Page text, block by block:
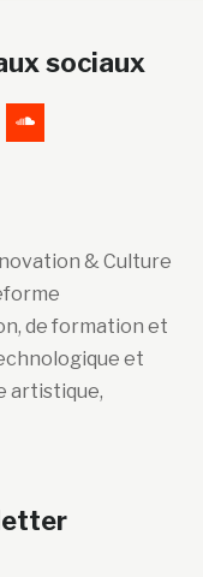
sociaux
& Culture
de formation et
et
artistique,